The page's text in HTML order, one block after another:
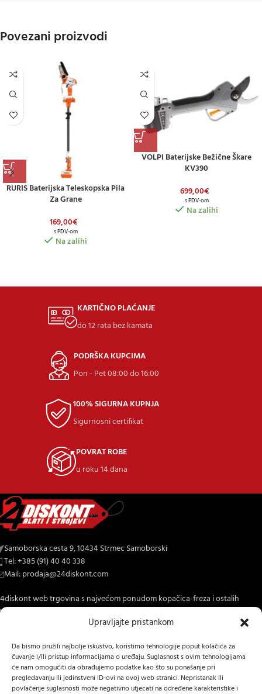
Upravljajte pristankom
Da bismo pružili najbolje iskustvo, koristimo tehnologije poput kolačića za
čuvanje i/ili pristup informacijama o uređaju. Suglasnost s ovim tehnologijama
će nam omogućiti da obrađujemo podatke kao što su ponašanje pri
pregledavanju ili jedinstveni ID-ovi na ovoj web stranici. Nepristanak ili
povlačenje suglasnosti može negativno utjecati na određene karakteristike i
Povezani proizvodi
RURIS Baterijska Teleskopska Pila
Za Grane
169,00€
s PDV-om
Na zalihi
VOLPI Baterijske Bežične Škare
KV390
699,00€
s PDV-om
Na zalihi
KARTIČNO PLAĆANJE
do 12 rata bez kamata
PODRŠKA KUPCIMA
Pon - Pet 08:00 do 16:00
100% SIGURNA KUPNJA
Sigurnosni certifikat
POVRAT ROBE
u roku 14 dana
Samoborska cesta 9, 10434 Strmec Samoborski
Tel: +385 (91) 40 40 338
Mail: prodaja@24diskont.com
web trgovina s najvećom ponudom kopačica-freza i ostalih
za dom i vrt.
INFORMACIJE O KUPNJI
OSTALE INFORMACIJE